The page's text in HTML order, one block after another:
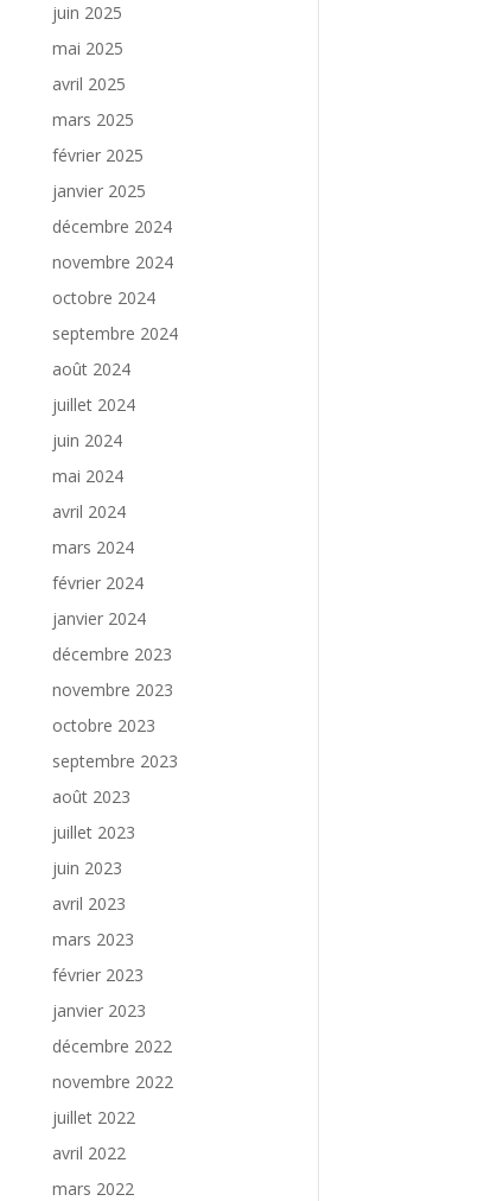
juin 2025
mai 2025
avril 2025
mars 2025
février 2025
janvier 2025
décembre 2024
novembre 2024
octobre 2024
septembre 2024
août 2024
juillet 2024
juin 2024
mai 2024
avril 2024
mars 2024
février 2024
janvier 2024
décembre 2023
novembre 2023
octobre 2023
septembre 2023
août 2023
juillet 2023
juin 2023
avril 2023
mars 2023
février 2023
janvier 2023
décembre 2022
novembre 2022
juillet 2022
avril 2022
mars 2022